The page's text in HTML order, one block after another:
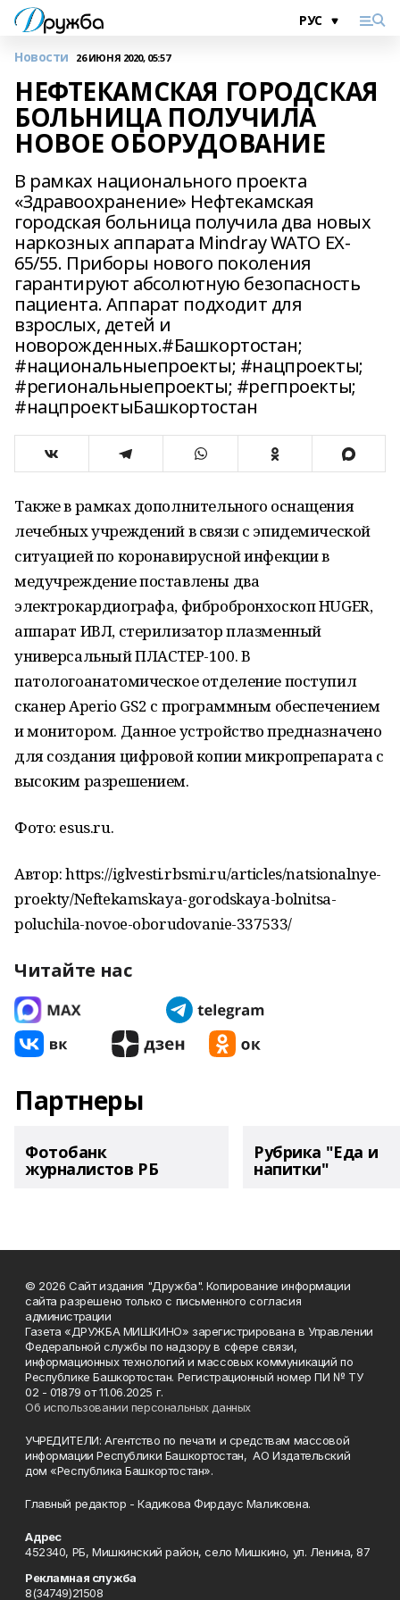
Новости 26 ИЮНЯ 2020, 05:57
НЕФТЕКАМСКАЯ ГОРОДСКАЯ
БОЛЬНИЦА ПОЛУЧИЛА
НОВОЕ ОБОРУДОВАНИЕ
В рамках национального проекта
«Здравоохранение» Нефтекамская
городская больница получила два новых
наркозных аппарата Mindray WATO EX-
65/55. Приборы нового поколения
гарантируют абсолютную безопасность
пациента. Аппарат подходит для
взрослых, детей и
новорожденных.#Башкортостан;
#национальныепроекты; #нацпроекты;
#региональныепроекты; #регпроекты;
#нацпроектыБашкортостан
Также в рамках дополнительного оснащения
лечебных учреждений в связи с эпидемической
ситуацией по коронавирусной инфекции в
медучреждение поставлены два
электрокардиографа, фибробронхоскоп HUGER,
аппарат ИВЛ, стерилизатор плазменный
универсальный ПЛАСТЕР-100. В
патологоанатомическое отделение поступил
сканер Aperio GS2 с программным обеспечением
и монитором. Данное устройство предназначено
для создания цифровой копии микропрепарата с
высоким разрешением.
Фото: esus.ru.
Автор: https://iglvesti.rbsmi.ru/articles/natsionalnye-
proekty/Neftekamskaya-gorodskaya-bolnitsa-
poluchila-novoe-oborudovanie-337533/
Читайте нас
Партнеры
Фотобанк
журналистов РБ
Рубрика "Еда и
напитки"
© 2026 Сайт издания "Дружба". Копирование информации
сайта разрешено только с письменного согласия
администрации
Газета «ДРУЖБА МИШКИНО» зарегистрирована в Управлении
Федеральной службы по надзору в сфере связи,
информационных технологий и массовых коммуникаций по
Республике Башкортостан. Регистрационный номер ПИ № ТУ
02 - 01879 от 11.06.2025 г.
Об использовании персональных данных
УЧРЕДИТЕЛИ: Агентство по печати и средствам массовой
информации Республики Башкортостан, АО Издательский
дом «Республика Башкортостан».
Главный редактор - Кадикова Фирдаус Маликовна.
Адрес
452340, РБ, Мишкинский район, село Мишкино, ул. Ленина, 87
Рекламная служба
8(34749)21508